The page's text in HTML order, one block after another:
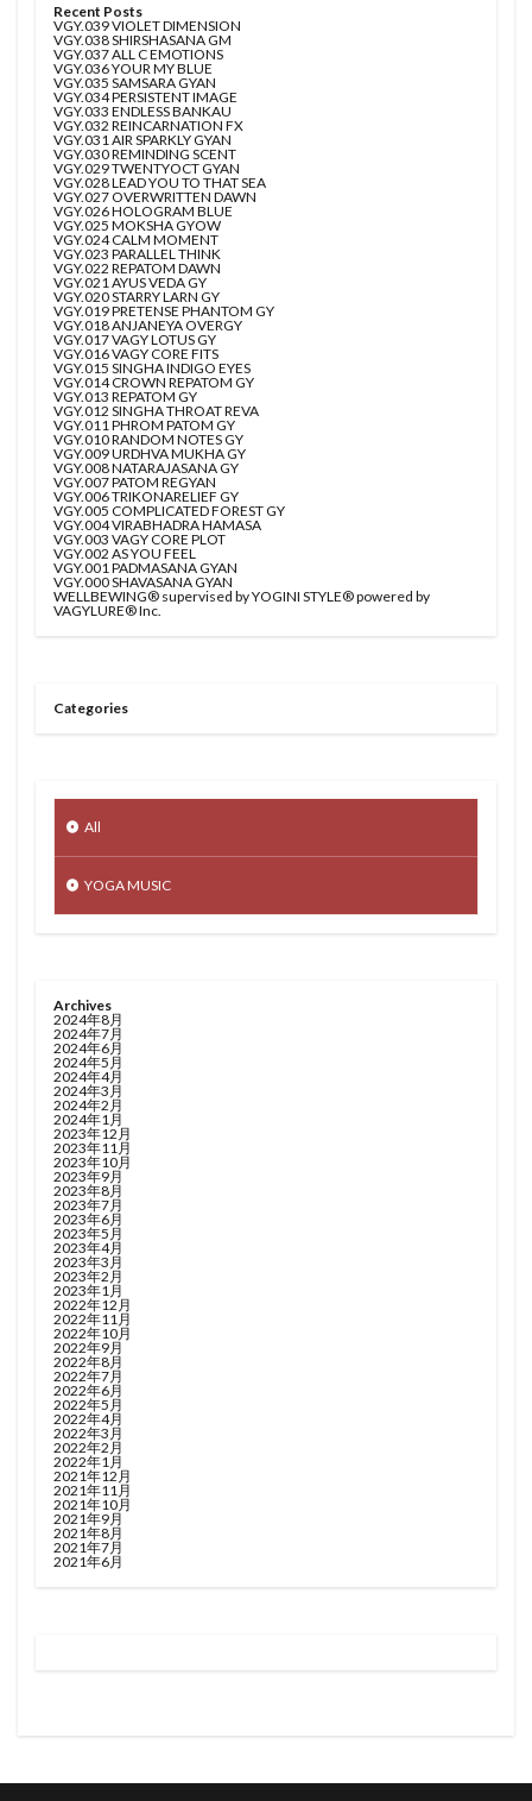
Recent Posts
VGY.039 VIOLET DIMENSION
VGY.038 SHIRSHASANA GM
VGY.037 ALL C EMOTIONS
VGY.036 YOUR MY BLUE
VGY.035 SAMSARA GYAN
VGY.034 PERSISTENT IMAGE
VGY.033 ENDLESS BANKAU
VGY.032 REINCARNATION FX
VGY.031 AIR SPARKLY GYAN
VGY.030 REMINDING SCENT
VGY.029 TWENTYOCT GYAN
VGY.028 LEAD YOU TO THAT SEA
VGY.027 OVERWRITTEN DAWN
VGY.026 HOLOGRAM BLUE
VGY.025 MOKSHA GYOW
VGY.024 CALM MOMENT
VGY.023 PARALLEL THINK
VGY.022 REPATOM DAWN
VGY.021 AYUS VEDA GY
VGY.020 STARRY LARN GY
VGY.019 PRETENSE PHANTOM GY
VGY.018 ANJANEYA OVERGY
VGY.017 VAGY LOTUS GY
VGY.016 VAGY CORE FITS
VGY.015 SINGHA INDIGO EYES
VGY.014 CROWN REPATOM GY
VGY.013 REPATOM GY
VGY.012 SINGHA THROAT REVA
VGY.011 PHROM PATOM GY
VGY.010 RANDOM NOTES GY
VGY.009 URDHVA MUKHA GY
VGY.008 NATARAJASANA GY
VGY.007 PATOM REGYAN
VGY.006 TRIKONARELIEF GY
VGY.005 COMPLICATED FOREST GY
VGY.004 VIRABHADRA HAMASA
VGY.003 VAGY CORE PLOT
VGY.002 AS YOU FEEL
VGY.001 PADMASANA GYAN
VGY.000 SHAVASANA GYAN
WELLBEWING® supervised by YOGINI STYLE® powered by
VAGYLURE® Inc.
Categories
All
YOGA MUSIC
Archives
2024年8月
2024年7月
2024年6月
2024年5月
2024年4月
2024年3月
2024年2月
2024年1月
2023年12月
2023年11月
2023年10月
2023年9月
2023年8月
2023年7月
2023年6月
2023年5月
2023年4月
2023年3月
2023年2月
2023年1月
2022年12月
2022年11月
2022年10月
2022年9月
2022年8月
2022年7月
2022年6月
2022年5月
2022年4月
2022年3月
2022年2月
2022年1月
2021年12月
2021年11月
2021年10月
2021年9月
2021年8月
2021年7月
2021年6月